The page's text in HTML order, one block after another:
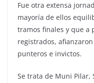
Fue otra extensa
mayoría de ellos
tramos finales y que a
registrados,
punteros e invictos.
Se trata de Muni Pilar,